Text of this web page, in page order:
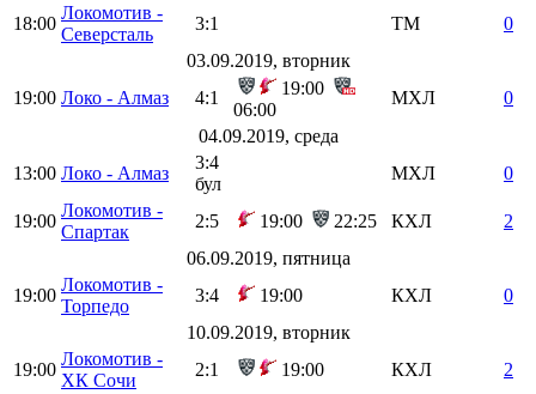
18:00
Локомотив -
Северсталь
3:1 ТМ
0
03.09.2019, вторник
19:00 Локо - Алмаз 4:1
19:00
06:00
МХЛ
0
04.09.2019, среда
13:00 Локо - Алмаз
3:4
бул
МХЛ 0
19:00
Локомотив -
Спартак
2:5 19:00 22:25 КХЛ
2
06.09.2019, пятница
19:00
Локомотив -
Торпедо
3:4 19:00 КХЛ
0
10.09.2019, вторник
19:00
Локомотив -
ХК Сочи
2:1 19:00 КХЛ
2